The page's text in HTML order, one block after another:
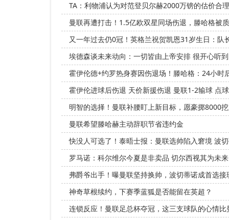
TA：利物浦认为对范登贝尔赫2000万镑的估价合
曼联再遭打击！1.5亿欧双星同场伤退，滕哈格被
又一年过去仍0冠！英格兰祝贺凯恩31岁生日：队
埃德森谈未来动向：一切皆由上帝安排 很开心听
霍伊伦德+约罗热身赛因伤退场！滕哈格：24小时
霍伊伦进球后伤退 天价新援伤退 曼联1-2输球 点
明智的选择！曼联补腰盯上新目标，愿豪掷8000
曼联希望滕哈赫主动辞职节省违约金
快没人可选了！泰晤士报：曼联选帅陷入窘境 波
罗马诺：科尔维尔今夏是非卖品 切尔西视其为未
弗爵爷出手！曝曼联坚持换帅，波切蒂诺成首选
神奇草根续约，下赛季蓝狐是否能留在英超？
连锁反应！曼联足总杯夺冠，这三支球队的心情比